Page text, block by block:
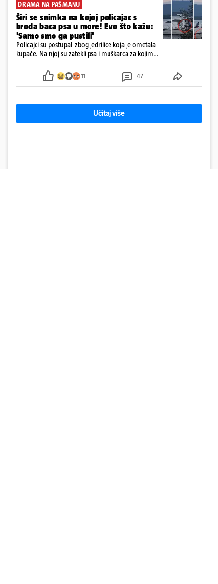
DRAMA NA PAŠMANU
Širi se snimka na kojoj policajac s
broda baca psa u more! Evo što kažu:
'Samo smo ga pustili'
Policajci su postupali zbog jedrilice koja je ometala
kupače. Na njoj su zatekli psa i muškarca za kojim
ga uhitili, a psa je preuzeo komunalni redar
11 47
Učitaj više